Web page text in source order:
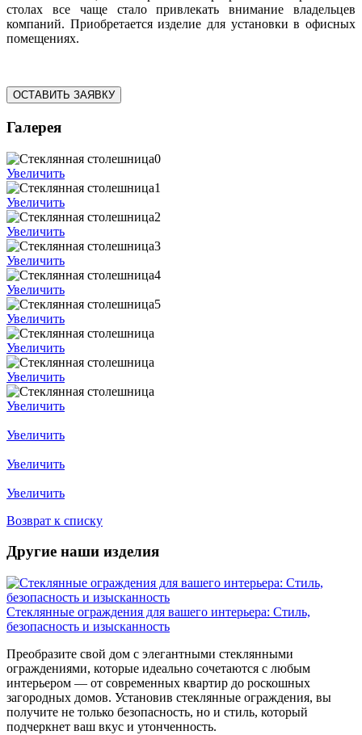
столах все чаще стало привлекать внимание владельцев
компаний. Приобретается изделие для установки в офисных
помещениях.
ОСТАВИТЬ ЗАЯВКУ
Галерея
Увеличить
Увеличить
Увеличить
Увеличить
Увеличить
Увеличить
Увеличить
Увеличить
Увеличить
Увеличить
Увеличить
Увеличить
Возврат к списку
Другие наши изделия
Стеклянные ограждения для вашего интерьера: Стиль,
безопасность и изысканность
Преобразите свой дом с элегантными стеклянными
ограждениями, которые идеально сочетаются с любым
интерьером — от современных квартир до роскошных
загородных домов. Установив стеклянные ограждения, вы
получите не только безопасность, но и стиль, который
подчеркнет ваш вкус и утонченность.